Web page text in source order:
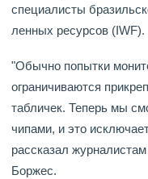
специалисты
ленных ресурсов (IWF).
"Обычно попытки
ограничиваются
табличек. Теперь мы
чипами, и это
рассказал
Боржес.